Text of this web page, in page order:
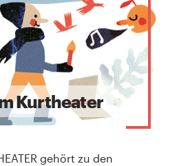
Kurtheater
gehört zu den